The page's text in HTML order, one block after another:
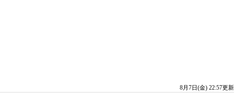
8月7日(金) 22:57更新